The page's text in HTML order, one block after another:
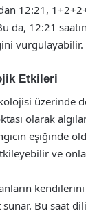
12:21,
da, 12:21
vurgulayabilir.
Etkileri
olarak
eşiğinde
ve
Bu saat